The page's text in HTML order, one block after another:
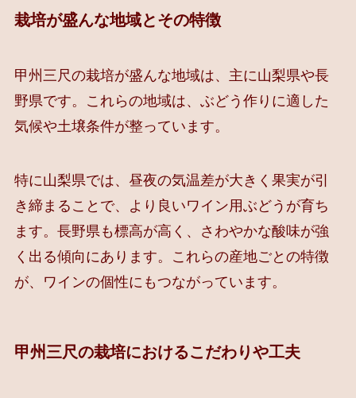
栽培が盛んな地域とその特徴
甲州三尺の栽培が盛んな地域は、主に山梨県や長
野県です。これらの地域は、ぶどう作りに適した
気候や土壌条件が整っています。
特に山梨県では、昼夜の気温差が大きく果実が引
き締まることで、より良いワイン用ぶどうが育ち
ます。長野県も標高が高く、さわやかな酸味が強
く出る傾向にあります。これらの産地ごとの特徴
が、ワインの個性にもつながっています。
甲州三尺の栽培におけるこだわりや工夫